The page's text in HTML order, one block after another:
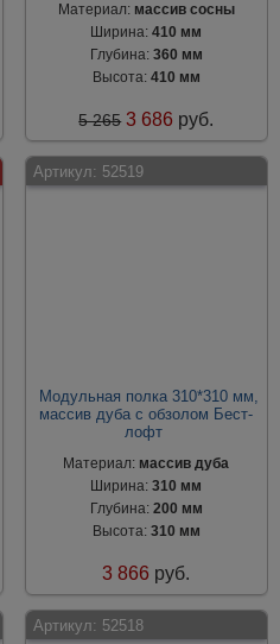
Материал: массив сосны
Ширина:410 мм
Глубина: 360 мм
Высота: 410 мм
5 265 3 686 руб.
Артикул: 52519
Модульная полка 310*310 мм,
массив дуба с обзолом Бест-
лофт
Материал: массив дуба
Ширина:310 мм
Глубина: 200 мм
Высота: 310 мм
3 866 руб.
Артикул: 52518